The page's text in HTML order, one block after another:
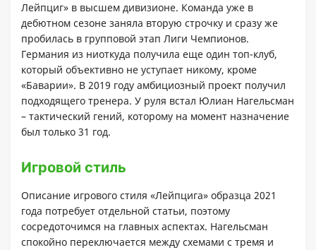
Лейпциг» в высшем дивизионе. Команда уже в
дебютном сезоне заняла вторую строчку и сразу же
пробилась в групповой этап Лиги Чемпионов.
Германия из ниоткуда получила еще один топ-клуб,
который объективно не уступает никому, кроме
«Баварии». В 2019 году амбициозный проект получил
подходящего тренера. У руля встал Юлиан Нагельсман
– тактический гений, которому на момент назначение
был только 31 год.
Игровой стиль
Описание игрового стиля «Лейпцига» образца 2021
года потребует отдельной статьи, поэтому
сосредоточимся на главных аспектах. Нагельсман
спокойно переключается между схемами с тремя и